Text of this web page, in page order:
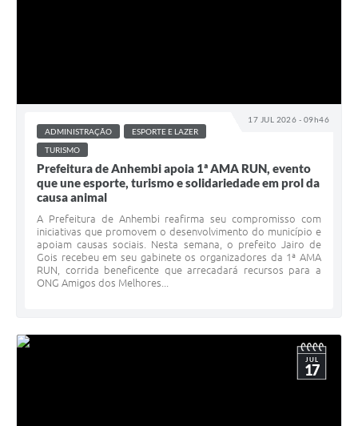
17 JUL 2026 - 09h46
ADMINISTRAÇÃO
ESPORTE E LAZER
TURISMO
Prefeitura de Anhembi apoia 1ª AMA RUN, evento
que une esporte, turismo e solidariedade em prol da
causa animal
A Prefeitura de Anhembi reafirma seu compromisso com
iniciativas que promovem o desenvolvimento do município e
apoiam causas sociais. Nesta semana, o prefeito Jairo de
Gois recebeu em seu gabinete os organizadores da 1ª AMA
RUN, corrida beneficente que arrecadará recursos para a
ONG Amigos dos Melhores...
JUL
17